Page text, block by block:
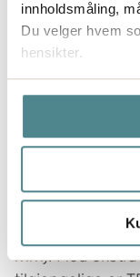
innholdsmåling,
Du velger hvem
hensikter.
Hvis du gir oss
Innhente
data behandles
TP-601YPT
for PET og
TP-601YPT er
sidesveis for
mm). Med